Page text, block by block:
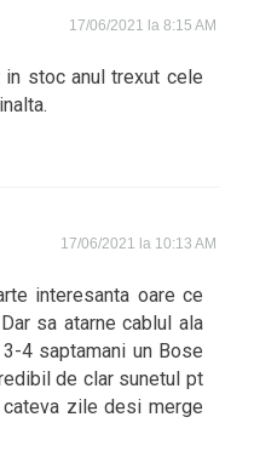
17/06/2021 la 8:15 AM
stoc anul trexut cele
17/06/2021 la 10:13 AM
interesanta oare ce
sa atarne cablul ala
4 saptamani un Bose
de clar sunetul pt
zile desi merge